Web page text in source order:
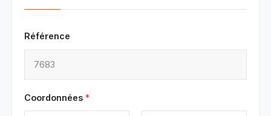
Référence
Coordonnées *